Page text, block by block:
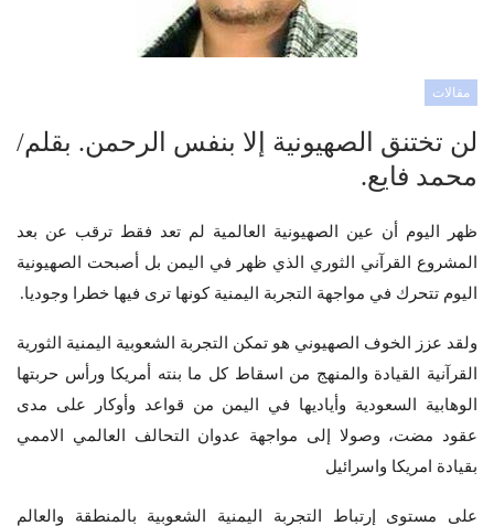
مقالات
لن تختنق الصهيونية إلا بنفس الرحمن. بقلم/
محمد فايع.
ظهر اليوم أن عين الصهيونية العالمية لم تعد فقط ترقب عن بعد
المشروع القرآني الثوري الذي ظهر في اليمن بل أصبحت الصهيونية
اليوم تتحرك في مواجهة التجربة اليمنية كونها ترى فيها خطرا وجوديا.
ولقد عزز الخوف الصهيوني هو تمكن التجربة الشعوبية اليمنية الثورية
القرآنية القيادة والمنهج من اسقاط كل ما بنته أمريكا ورأس حربتها
الوهابية السعودية وأياديها في اليمن من قواعد وأوكار على مدى
عقود مضت، وصولا إلى مواجهة عدوان التحالف العالمي الاممي
بقيادة امريكا واسرائيل
على مستوى إرتباط التجربة اليمنية الشعوبية بالمنطقة والعالم